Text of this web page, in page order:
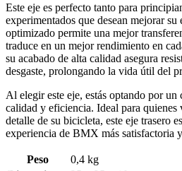
Este eje es perfecto tanto para
experimentados que desean mejorar
optimizado permite una mejor
traduce en un mejor rendimiento en
su acabado de alta calidad asegura
desgaste, prolongando la vida útil del
Al elegir este eje, estás optando por un
calidad y eficiencia. Ideal para quienes
detalle de su bicicleta, este eje trasero
experiencia de BMX más satisfactoria
Peso
0,4 kg